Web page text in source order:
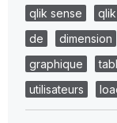
qlik sense
qlik
de
dimension
graphique
utilisateurs